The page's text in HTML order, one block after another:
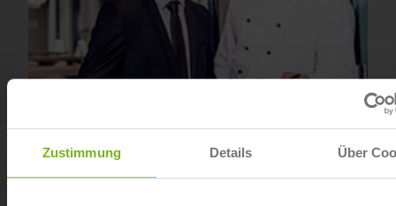
Zustimmung Details Über
Fachwirt im Gastgewerbe (IHK)